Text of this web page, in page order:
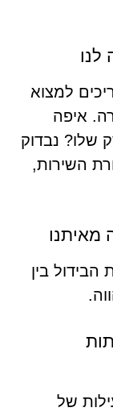
למצוא
איפה
שלו? נבדוק
השירות,
הבידול בין
של